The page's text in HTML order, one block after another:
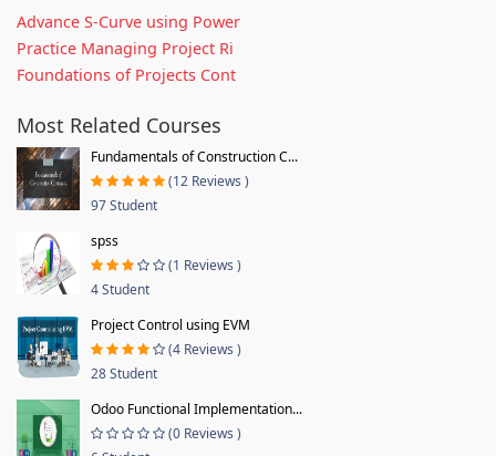
Advance S-Curve using Power
Practice Managing Project Ri
Foundations of Projects Cont
Most Related Courses
Fundamentals of Construction C...
(12 Reviews )
97 Student
spss
(1 Reviews )
4 Student
Project Control using EVM
(4 Reviews )
28 Student
Odoo Functional Implementation...
(0 Reviews )